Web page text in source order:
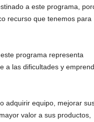
a este programa,
recurso que tenemos para
programa representa
a las dificultades y
adquirir equipo, mejorar
valor a sus productos,